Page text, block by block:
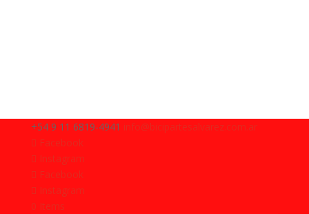
+54 9 11 6819-4941 info@bicipartesalvarez.com.ar
Facebook
Instagram
Facebook
Instagram
0 Items